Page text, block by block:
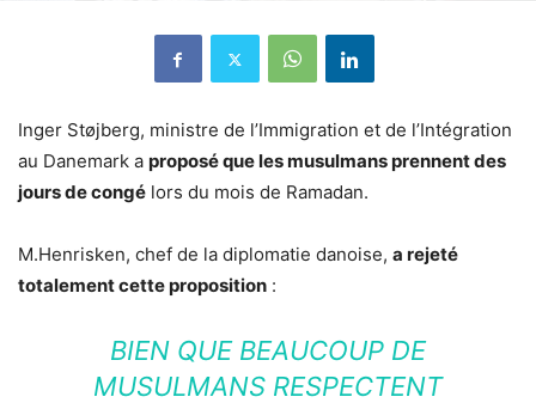
Inger Støjberg, ministre de l’Immigration et de l’Intégration
au Danemark a proposé que les musulmans prennent des
jours de congé lors du mois de Ramadan.
M.Henrisken, chef de la diplomatie danoise, a rejeté
totalement cette proposition :
BIEN QUE BEAUCOUP DE
MUSULMANS RESPECTENT